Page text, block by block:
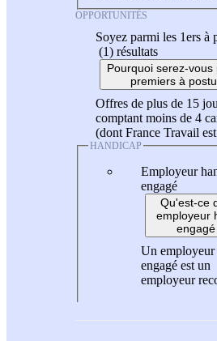
OPPORTUNITÉS
Soyez parmi les 1ers à
(1) résultats
Pourquoi serez-vous
premiers à
Offres de plus de 15
comptant moins de 4
(dont France Travail
HANDICAP
Employeur
engagé
Qu'est-ce
employeur
Un
engagé est un
employeur